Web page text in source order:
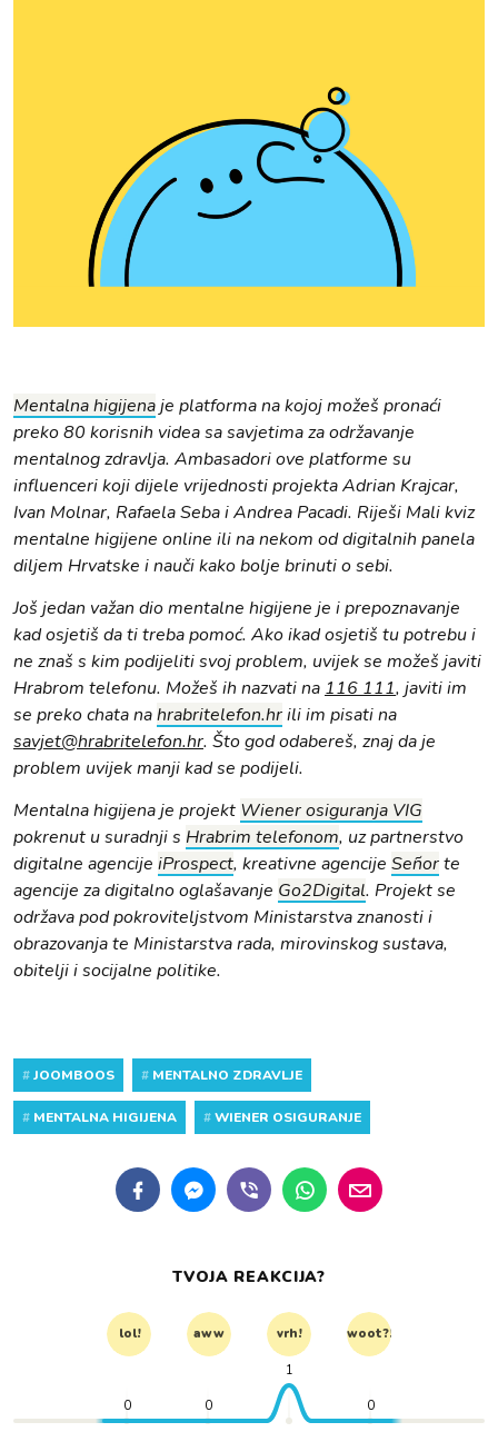
Mentalna higijenaje platforma na kojoj možeš pronaći
preko 80 korisnih videa sa savjetima za održavanje
mentalnog zdravlja. Ambasadori ove platforme su
influenceri koji dijele vrijednosti projekta Adrian Krajcar,
Ivan Molnar, Rafaela Seba i Andrea Pacadi. Riješi Mali kviz
mentalne higijene online ili na nekom od digitalnih panela
diljem Hrvatske i nauči kako bolje brinuti o sebi.
Još jedan važan dio mentalne higijene je i prepoznavanje
kad osjetiš da ti treba pomoć. Ako ikad osjetiš tu potrebu i
ne znaš s kim podijeliti svoj problem, uvijek se možeš javiti
Hrabrom telefonu. Možeš ih nazvati na 116 111, javiti im
se preko chata nahrabritelefon.hrili im pisati na
savjet@hrabritelefon.hr. Što god odabereš, znaj da je
problem uvijek manji kad se podijeli.
Mentalna higijena je projekt Wiener osiguranja VIG
pokrenut u suradnji s Hrabrim telefonom, uz partnerstvo
digitalne agencije iProspect, kreativne agencije Señorte
agencije za digitalno oglašavanje Go2Digital. Projekt se
održava pod pokroviteljstvom Ministarstva znanosti i
obrazovanja te Ministarstva rada, mirovinskog sustava,
obitelji i socijalne politike.
#JOOMBOOS # MENTALNO ZDRAVLJE
# MENTALNA HIGIJENA #WIENER OSIGURANJE
TVOJA REAKCIJA?
lol! aww vrh! woot?!
0 0
1
0